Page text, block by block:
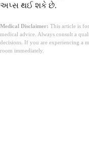
અપ્સ થઈ શકે છે.
Medical Disclaimer: This article is
medical advice. Always consult a
decisions. If you are experiencing a
room immediately.